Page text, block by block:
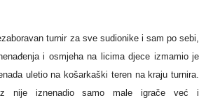
turnir za sve sudionike i sam po sebi,
i osmjeha na licima djece izmamio je
uletio na košarkaški teren na kraju turnira.
nije iznenadio samo male igrače već i